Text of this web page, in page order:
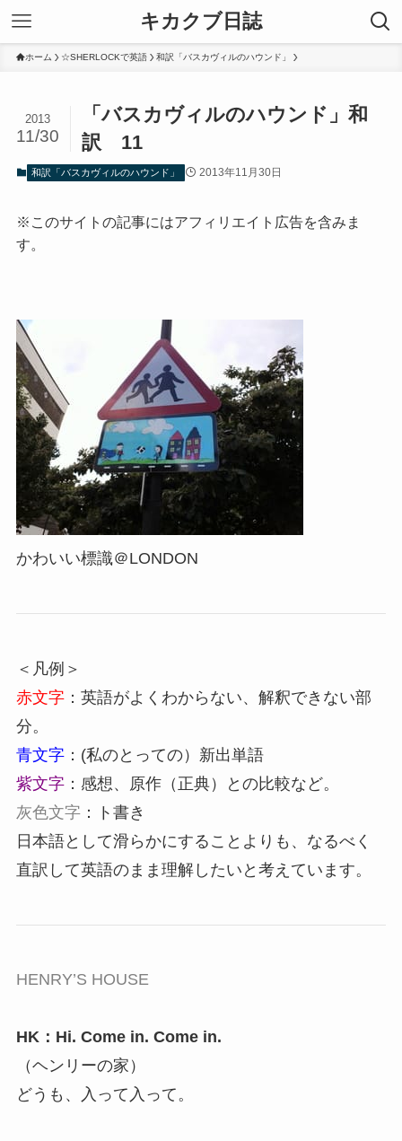
キカクブ日誌
ホーム ☆SHERLOCKで英語 和訳「バスカヴィルのハウンド」
「バスカヴィルのハウンド」和
訳 11
2013
11/30
和訳「バスカヴィルのハウンド」 2013年11月30日
※このサイトの記事にはアフィリエイト広告を含みま
す。
かわいい標識＠LONDON
＜凡例＞
赤文字：英語がよくわからない、解釈できない部
分。
青文字：(私のとっての）新出単語
紫文字：感想、原作（正典）との比較など。
灰色文字：ト書き
日本語として滑らかにすることよりも、なるべく
直訳して英語のまま理解したいと考えています。
HENRY’S HOUSE
HK：Hi. Come in. Come in.
（ヘンリーの家）
どうも、入って入って。